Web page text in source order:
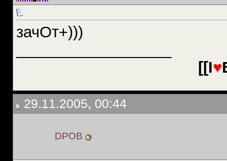
зачОт+)))
[[I♥
29.11.2005, 00:44
DPOB